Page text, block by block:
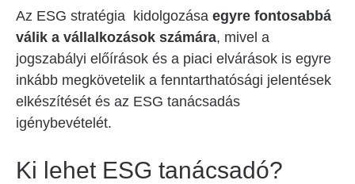
Az ESG stratégia kidolgozása egyre fontosabbá
válik a vállalkozások számára, mivel a
jogszabályi előírások és a piaci elvárások is egyre
inkább megkövetelik a fenntarthatósági jelentések
elkészítését és az ESG tanácsadás
igénybevételét.
Ki lehet ESG tanácsadó?